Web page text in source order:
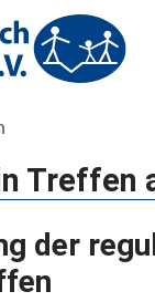
Treffen
der